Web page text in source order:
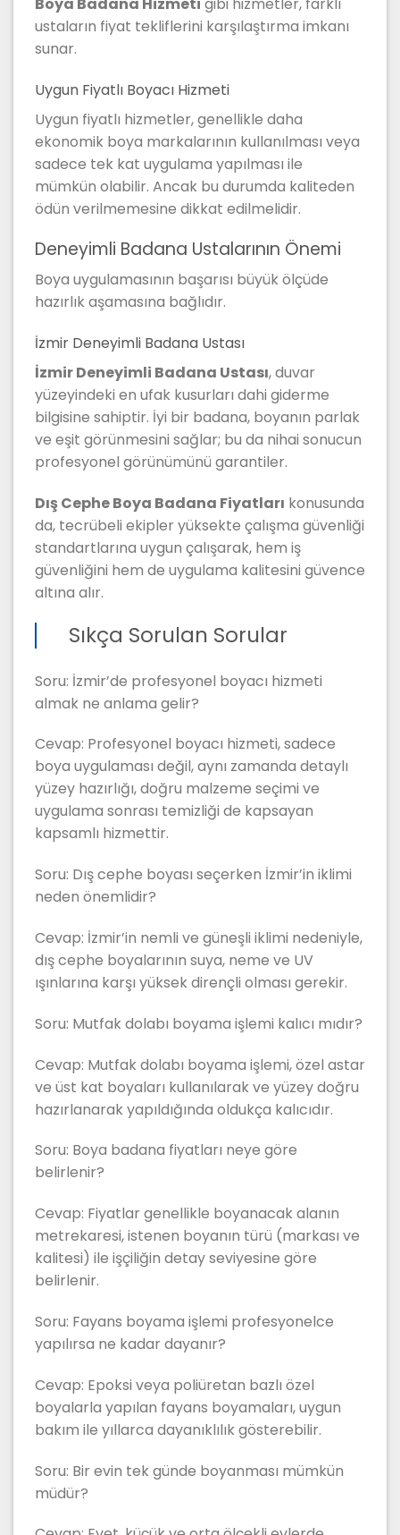
ustaların fiyat tekliflerini karşılaştırma imkanı
sunar.
Uygun Fiyatlı Boyacı Hizmeti
Uygun fiyatlı hizmetler, genellikle daha
ekonomik boya markalarının kullanılması veya
sadece tek kat uygulama yapılması ile
mümkün olabilir. Ancak bu durumda kaliteden
ödün verilmemesine dikkat edilmelidir.
Deneyimli Badana Ustalarının Önemi
Boya uygulamasının başarısı büyük ölçüde
hazırlık aşamasına bağlıdır.
İzmir Deneyimli Badana Ustası
İzmir Deneyimli Badana Ustası, duvar
yüzeyindeki en ufak kusurları dahi giderme
bilgisine sahiptir. İyi bir badana, boyanın parlak
ve eşit görünmesini sağlar; bu da nihai sonucun
profesyonel görünümünü garantiler.
Dış Cephe Boya Badana Fiyatları konusunda
da, tecrübeli ekipler yüksekte çalışma güvenliği
standartlarına uygun çalışarak, hem iş
güvenliğini hem de uygulama kalitesini güvence
altına alır.
Sıkça Sorulan Sorular
Soru: İzmir’de profesyonel boyacı hizmeti
almak ne anlama gelir?
Cevap: Profesyonel boyacı hizmeti, sadece
boya uygulaması değil, aynı zamanda detaylı
yüzey hazırlığı, doğru malzeme seçimi ve
uygulama sonrası temizliği de kapsayan
kapsamlı hizmettir.
Soru: Dış cephe boyası seçerken İzmir’in iklimi
neden önemlidir?
Cevap: İzmir’in nemli ve güneşli iklimi nedeniyle,
dış cephe boyalarının suya, neme ve UV
ışınlarına karşı yüksek dirençli olması gerekir.
Soru: Mutfak dolabı boyama işlemi kalıcı mıdır?
Cevap: Mutfak dolabı boyama işlemi, özel astar
ve üst kat boyaları kullanılarak ve yüzey doğru
hazırlanarak yapıldığında oldukça kalıcıdır.
Soru: Boya badana fiyatları neye göre
belirlenir?
Cevap: Fiyatlar genellikle boyanacak alanın
metrekaresi, istenen boyanın türü (markası ve
kalitesi) ile işçiliğin detay seviyesine göre
belirlenir.
Soru: Fayans boyama işlemi profesyonelce
yapılırsa ne kadar dayanır?
Cevap: Epoksi veya poliüretan bazlı özel
boyalarla yapılan fayans boyamaları, uygun
bakım ile yıllarca dayanıklılık gösterebilir.
Soru: Bir evin tek günde boyanması mümkün
müdür?